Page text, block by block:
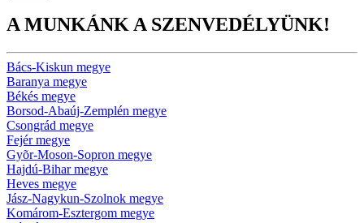
A MUNKÁNK A SZENVEDÉLYÜNK!
Bács-Kiskun megye
Baranya megye
Békés megye
Borsod-Abaúj-Zemplén megye
Csongrád megye
Fejér megye
Gyõr-Moson-Sopron megye
Hajdú-Bihar megye
Heves megye
Jász-Nagykun-Szolnok megye
Komárom-Esztergom megye